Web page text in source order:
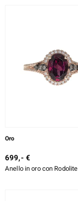
Oro
699,- €
Anello in oro con Rodolite